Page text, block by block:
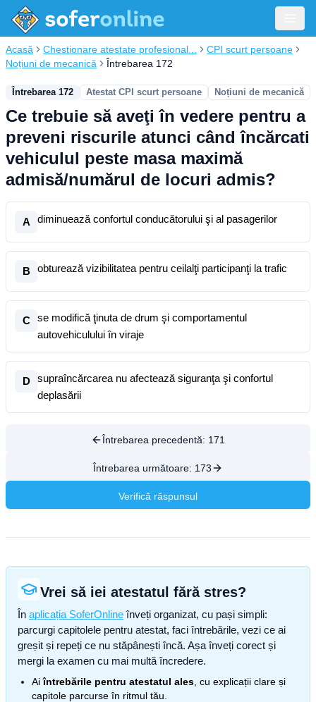
Acasă Chestionare atestate profesional...
CPI scurt persoane
Noțiuni de mecanică
Întrebarea 172
Întrebarea 172 Atestat CPI scurt persoane Noțiuni de mecanică
Ce trebuie să aveţi în vedere pentru a
preveni riscurile atunci când încărcati
vehiculul peste masa maximă
admisă/numărul de locuri admis?
A diminuează confortul conducătorului şi al pasagerilor
B obturează vizibilitatea pentru ceilalţi participanţi la trafic
C
se modifică ţinuta de drum şi comportamentul
autovehiculului în viraje
D
supraîncărcarea nu afectează siguranţa şi confortul
deplasării
Întrebarea precedentă: 171
Întrebarea următoare: 173
Verifică răspunsul
Vrei să iei atestatul fără stres?
În aplicația SoferOnline înveți organizat, cu pași simpli:
parcurgi capitolele pentru atestat, faci întrebările, vezi ce ai
greșit și repeți ce nu stăpânești încă. Așa înveți corect și
mergi la examen cu mai multă încredere.
Aiîntrebările pentru atestatul ales , cu explicații clare și
capitole parcurse în ritmul tău.